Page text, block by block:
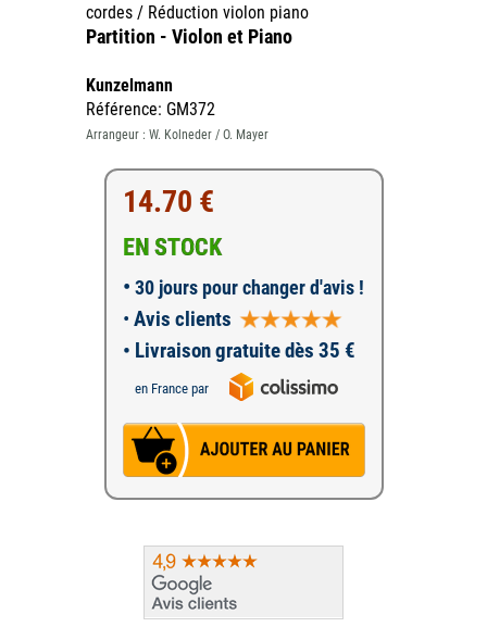
cordes / Réduction violon piano
Partition - Violon et Piano
Kunzelmann
Référence: GM372
Arrangeur : W. Kolneder / O. Mayer
14.70 €
EN STOCK
• 30 jours pour changer d'avis !
• Avis clients
• Livraison gratuite dès 35 €
en France par